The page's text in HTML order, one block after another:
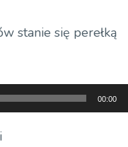
stanie się perełką
00:00